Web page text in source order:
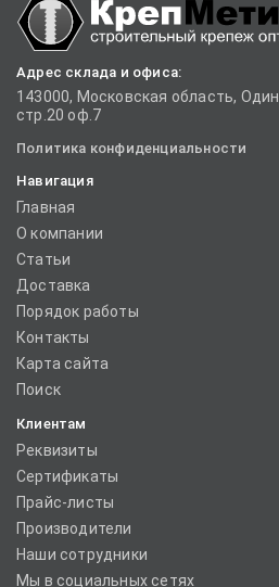
Адрес склада и офиса:
143000, Московская область,
стр.20 оф.7
Политика конфиденциальности
Навигация
Главная
О компании
Статьи
Доставка
Порядок работы
Контакты
Карта сайта
Поиск
Клиентам
Реквизиты
Сертификаты
Прайс-листы
Производители
Наши сотрудники
Мы в социальных сетях